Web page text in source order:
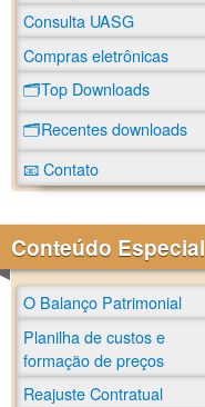
Consulta UASG
Compras eletrônicas
🗂️Top Downloads
🗂️Recentes downloads
📧 Contato
Conteúdo Especial
O Balanço Patrimonial
Planilha de custos e
formação de preços
Reajuste Contratual